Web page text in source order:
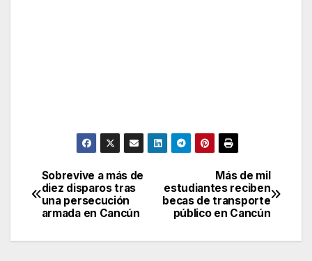
Post
navigation
Más de mil
estudiantes reciben
becas de transporte
público en Cancún
Sobrevive a más de
diez disparos tras
una persecución
armada en Cancún